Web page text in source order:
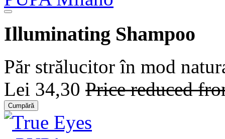
Illuminating Shampoo
Păr strălucitor în mod
Lei 34,30 Price reduced
Cumpără